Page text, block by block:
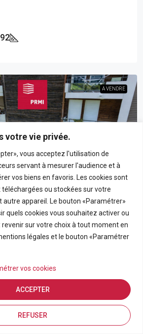
votre vie privée.
vous acceptez l'utilisation de
servant à mesurer l'audience et à
vos biens en favoris. Les cookies sont
ou stockées sur votre
autre appareil. Le bouton «Paramétrer»
quels cookies vous souhaitez activer ou
sur votre choix à tout moment en
légales et le bouton «Paramétrer
vos cookies
REFUSER
ACCEPTER
Estimation en ligne
A VENDRE
Rez-De-Chaussée Avec Grand